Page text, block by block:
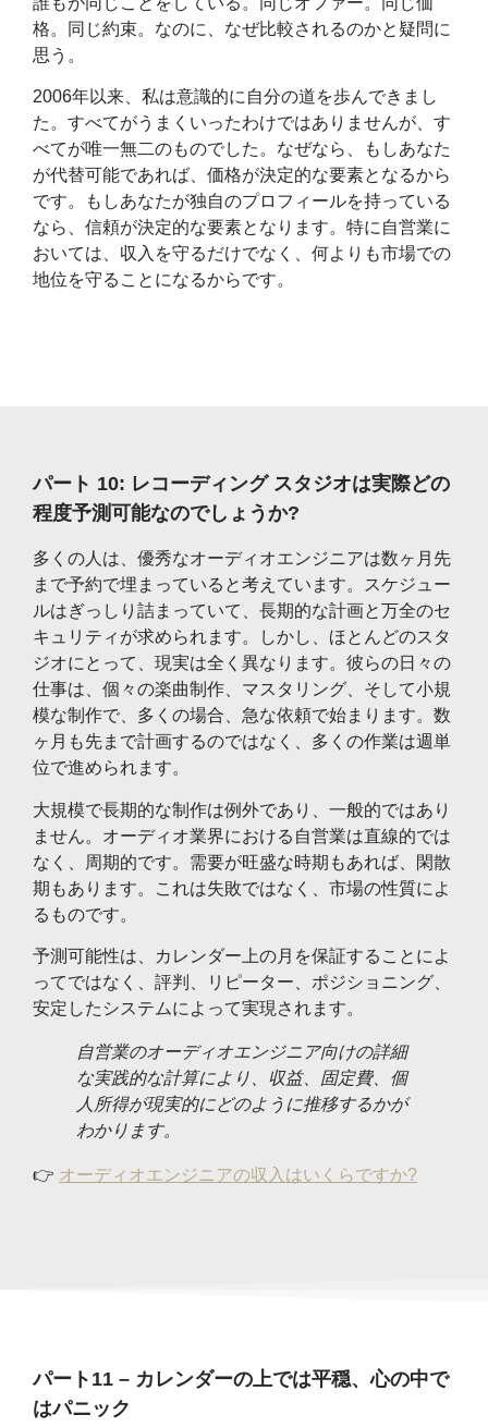
格。同じ約束。なのに、なぜ比較されるのかと疑問に
思う。
2006年以来、私は意識的に自分の道を歩んできまし
た。すべてがうまくいったわけではありませんが、す
べてが唯一無二のものでした。なぜなら、もしあなた
が代替可能であれば、価格が決定的な要素となるから
です。もしあなたが独自のプロフィールを持っている
なら、信頼が決定的な要素となります。特に自営業に
おいては、収入を守るだけでなく、何よりも市場での
地位を守ることになるからです。
パート 10: レコーディング スタジオは実際どの
程度予測可能なのでしょうか?
多くの人は、優秀なオーディオエンジニアは数ヶ月先
まで予約で埋まっていると考えています。スケジュー
ルはぎっしり詰まっていて、長期的な計画と万全のセ
キュリティが求められます。しかし、ほとんどのスタ
ジオにとって、現実は全く異なります。彼らの日々の
仕事は、個々の楽曲制作、マスタリング、そして小規
模な制作で、多くの場合、急な依頼で始まります。数
ヶ月も先まで計画するのではなく、多くの作業は週単
位で進められます。
大規模で長期的な制作は例外であり、一般的ではあり
ません。オーディオ業界における自営業は直線的では
なく、周期的です。需要が旺盛な時期もあれば、閑散
期もあります。これは失敗ではなく、市場の性質によ
るものです。
予測可能性は、カレンダー上の月を保証することによ
ってではなく、評判、リピーター、ポジショニング、
安定したシステムによって実現されます。
自営業のオーディオエンジニア向けの詳細
な実践的な計算により、収益、固定費、個
人所得が現実的にどのように推移するかが
わかります。
👉 オーディオエンジニアの収入はいくらですか?
パート11 – カレンダーの上では平穏、心の中で
はパニック